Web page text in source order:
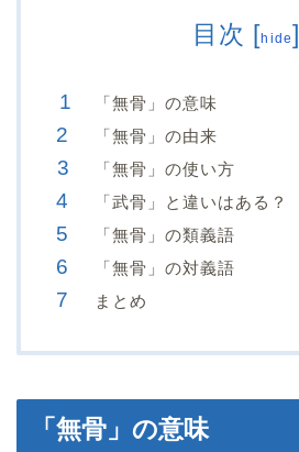
目次 [hide]
「無骨」の意味
「無骨」の由来
「無骨」の使い方
「武骨」と違いはある？
「無骨」の類義語
「無骨」の対義語
まとめ
「無骨」の意味